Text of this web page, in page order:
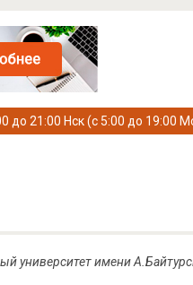
до 21:00 Нск (с 5:00 до 19:00
университет имени